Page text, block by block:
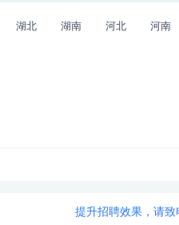
湖北 湖南 河北 河南
提升招聘效果，请